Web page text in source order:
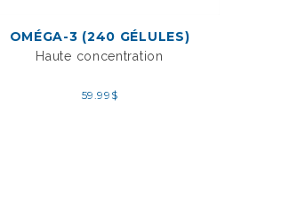
OMÉGA-3 (240 GÉLULES)
Haute concentration
59.99 $